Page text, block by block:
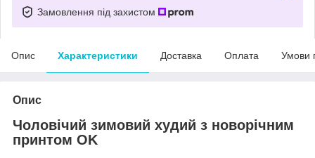
Замовлення під захистом
Опис Характеристики Доставка Оплата Умови
Опис
Чоловічий зимовий худий з новорічним
принтом OK